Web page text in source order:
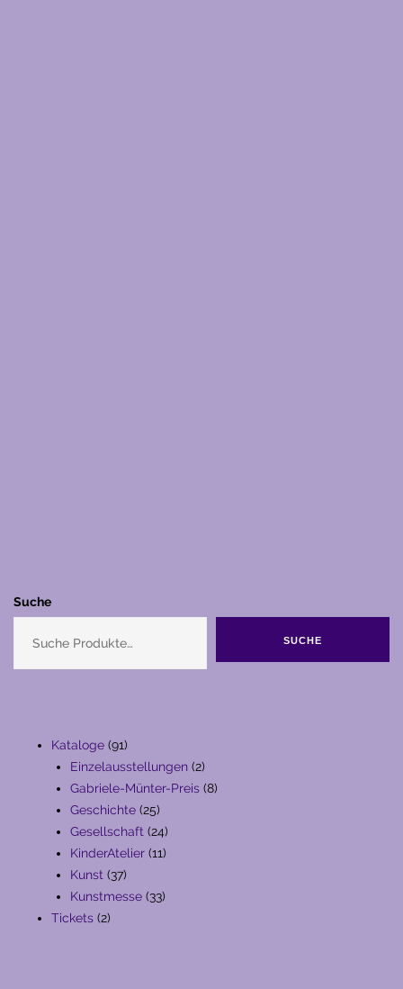
Suche
SUCHE
Kataloge 9191
Produkte
Einzelausstellungen 22
Produkte
Gabriele-Münter-Preis 88
Geschichte 2525
Produkte
Gesellschaft 2424
Produkte
KinderAtelier 1111
Kunst 3737
Produkte
Kunstmesse 3333
Tickets 22